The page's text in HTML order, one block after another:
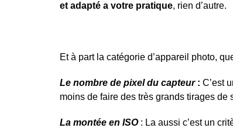
et adapté a votre pratique, rien d’autre.
Et à part la catégorie d’appareil photo,
Le nombre de pixel du capteur: C’est
moins de faire des très grands tirages
La montée en ISO : La aussi c’est un